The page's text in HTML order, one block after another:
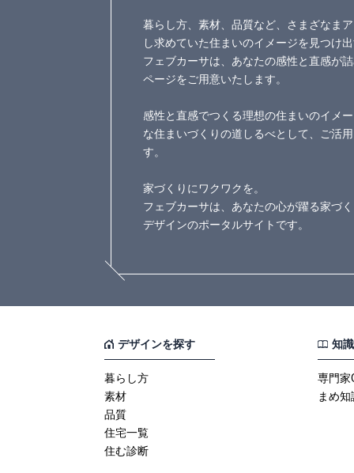
暮らし方、素材、品質など、さまざなま
し求めていた住まいのイメージを見つけ
フェブカーサは、あなたの感性と直感が
ページをご用意いたします。
感性と直感でつくる理想の住まいのイメ
な住まいづくりの道しるべとして、ご活
す。
家づくりにワクワクを。
フェブカーサは、あなたの心が躍る家づ
デザインのポータルサイトです。
デザインを探す
暮らし方
素材
品質
住宅一覧
住む診断
知
専門家
まめ知